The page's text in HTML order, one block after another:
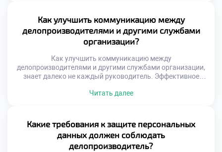
знаний трансформируется в конкурентное преимущество
на рынке труда. Переход из одной отрасли в другую
обогащает экспертный кругозор. Умение адаптировать
стандарты […]
Как улучшить коммуникацию между
делопроизводителями и другими службами
организации?
Как улучшить коммуникацию между
делопроизводителями и другими службами организации,
знает далеко не каждый руководитель. Эффективное
успешной работы всей компании. Документооборот
определяет скорость бизнес-процессов и общую
результативность. Конфликты и задержки часто
возникают из-за непонимания специфики смежных
функций. Сотрудники видят только свою […]
Читать далее
Какие требования к защите персональных
данных должен соблюдать
делопроизводитель?